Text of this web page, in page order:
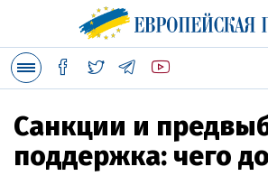
Санкции и
поддержка: чего